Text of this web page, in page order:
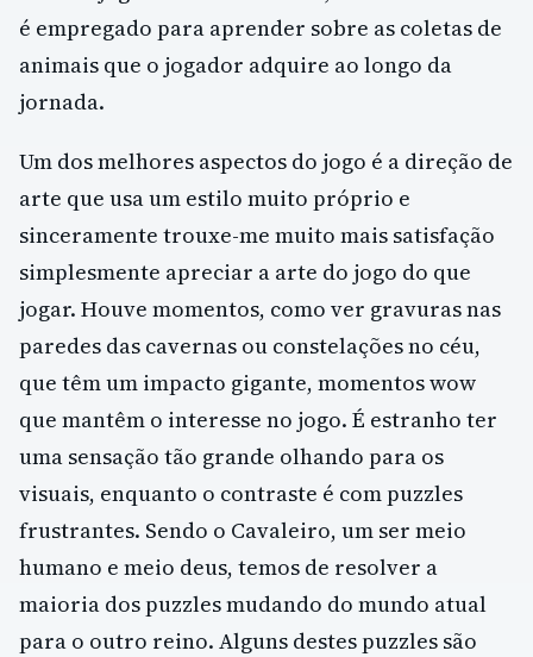
é empregado para aprender sobre as coletas de
animais que o jogador adquire ao longo da
jornada.
Um dos melhores aspectos do jogo é a direção de
arte que usa um estilo muito próprio e
sinceramente trouxe-me muito mais satisfação
simplesmente apreciar a arte do jogo do que
jogar. Houve momentos, como ver gravuras nas
paredes das cavernas ou constelações no céu,
que têm um impacto gigante, momentos wow
que mantêm o interesse no jogo. É estranho ter
uma sensação tão grande olhando para os
visuais, enquanto o contraste é com puzzles
frustrantes. Sendo o Cavaleiro, um ser meio
humano e meio deus, temos de resolver a
maioria dos puzzles mudando do mundo atual
para o outro reino. Alguns destes puzzles são